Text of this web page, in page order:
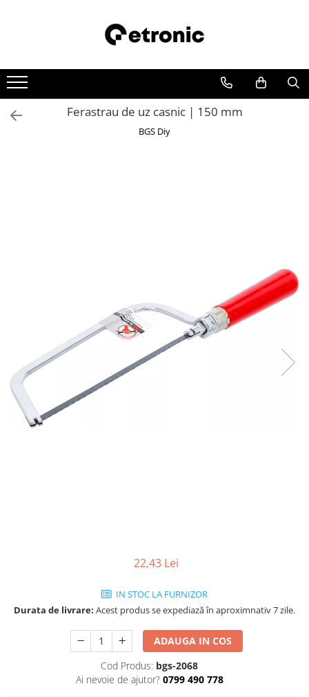
Ferastrau de uz casnic | 150 mm
BGS Diy
22,43 Lei
IN STOC LA FURNIZOR
Durata de livrare: Acest produs se expediază în aproximnativ 7 zile.
ADAUGA IN COS
Cod Produs: bgs-2068
Ai nevoie de ajutor? 0799 490 778